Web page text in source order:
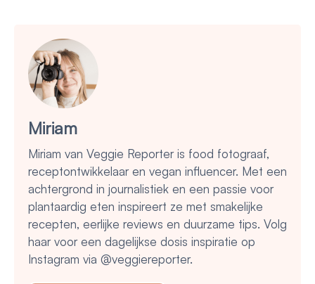
Miriam
Miriam van Veggie Reporter is food fotograaf,
receptontwikkelaar en vegan influencer. Met een
achtergrond in journalistiek en een passie voor
plantaardig eten inspireert ze met smakelijke
recepten, eerlijke reviews en duurzame tips. Volg
haar voor een dagelijkse dosis inspiratie op
Instagram via @veggiereporter.